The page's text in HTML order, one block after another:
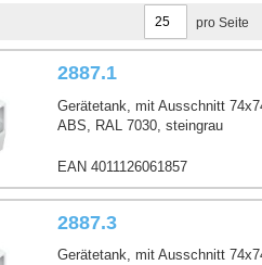
pro Seite
2887.1
Gerätetank, mit Ausschnitt
ABS, RAL 7030, steingrau
EAN 4011126061857
2887.3
Gerätetank, mit Ausschnitt